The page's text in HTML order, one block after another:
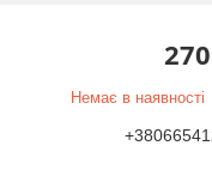
Немає в наявності